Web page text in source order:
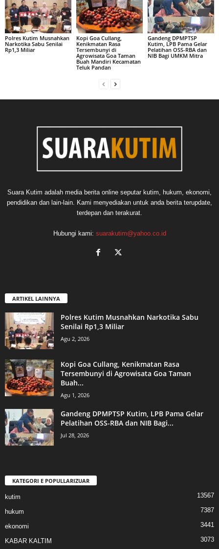
Polres Kutim Musnahkan
Narkotika Sabu Senilai
Rp1,3 Miliar
Kopi Goa Cullang,
Kenikmatan Rasa
Tersembunyi di
Agrowisata Goa Taman
Buah Mandiri Kecamatan
Teluk Pandan
Gandeng DPMPTSP
Kutim, LPB Pama Gelar
Pelatihan OSS-RBA dan
NIB Bagi UMKM Mitra
Suara Kutim adalah media berita online seputar kutim, hukum, ekonomi,
pendidikan dan lain-lain. Kami menyediakan untuk anda berita terupdate,
terdepan dan terakurat.
Hubungi kami: suarakutim@yahoo.co.id
ARTIKEL LAINNYA
Polres Kutim Musnahkan Narkotika Sabu
Senilai Rp1,3 Miliar
Agu 2, 2026
Kopi Goa Cullang, Kenikmatan Rasa
Tersembunyi di Agrowisata Goa Taman
Buah...
Agu 1, 2026
Gandeng DPMPTSP Kutim, LPB Pama Gelar
Pelatihan OSS-RBA dan NIB Bagi...
Jul 28, 2026
KATEGORI E POPULLARIZUAR
kutim 13567
hukum 7387
ekonomi 3441
KABAR KALTIM 3073